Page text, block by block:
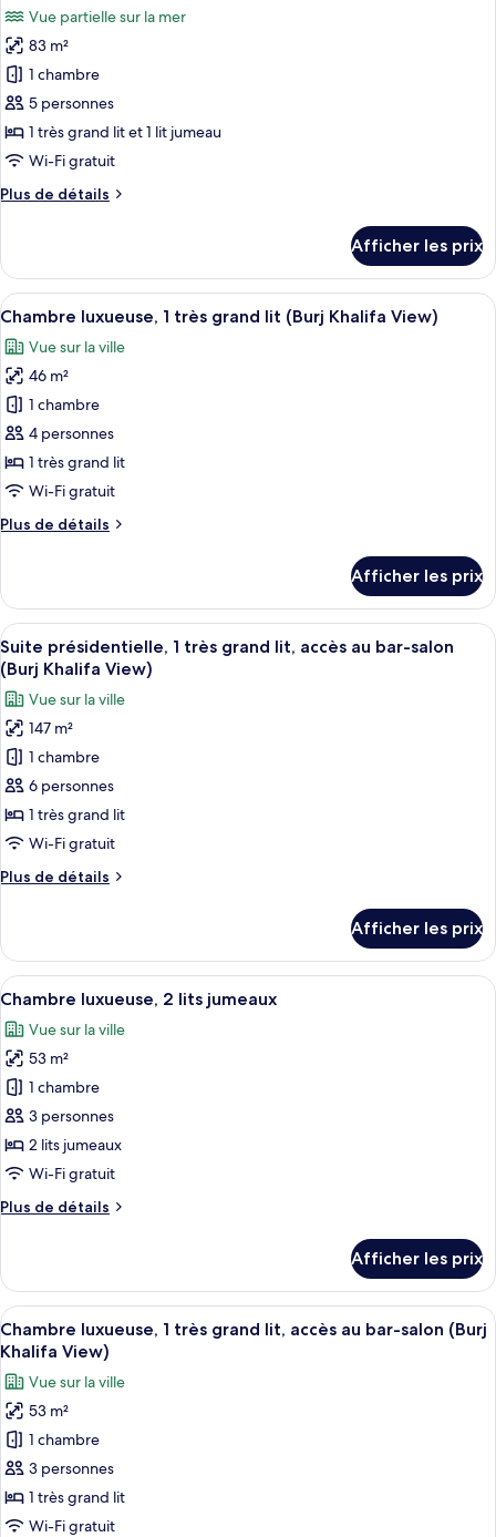
grand
lit
les
photos
pour
ce
type
de
chambre :
Appartement,
(1
Bedroom)
Vue partielle sur la mer
83 m²
1 chambre
5 personnes
1 très grand lit et 1 lit jumeau
Wi-Fi gratuit
Plus de détails
Plus
Appartement,
Plusieurs
lits
Bedroom)
Afficher les prix
Afficher
toutes
les
photos
pour
ce
type
de
chambre :
Chambre
très
grand
lit
(Burj
Khalifa
View)
Une chambre moderne dotée d’une
12
Chambre luxueuse, 1 très grand lit (Burj Khalifa View)
Vue sur la ville
46 m²
1 chambre
4 personnes
1 très grand lit
Wi-Fi gratuit
Plus de détails
Plus
Chambre
luxueuse,
1
très
grand
lit
(Burj
Khalifa
View)
Afficher les prix
Afficher
toutes
les
photos
pour
ce
type
de
chambre :
présidentielle,
grand
lit,
accès
au
bar-
salon
(Burj
Khalifa
View)
Une chambre d’hôtel avec un grand
10
Suite présidentielle, 1 très grand lit, accès au bar-salon
(Burj Khalifa View)
Vue sur la ville
147 m²
1 chambre
6 personnes
1 très grand lit
Wi-Fi gratuit
Plus de détails
Plus
Suite
présidentielle,
1
grand
lit,
accès
au
bar-
salon
(Burj
Khalifa
Afficher les prix
Afficher
toutes
les
photos
pour
ce
type
de
chambre :
Chambre
lits
jumeaux
Une chambre d’hôtel avec deux lits,
8
Chambre luxueuse, 2 lits jumeaux
Vue sur la ville
53 m²
1 chambre
3 personnes
2 lits jumeaux
Wi-Fi gratuit
Plus de détails
Plus
Chambre
luxueuse,
2
lits
Afficher les prix
Afficher
toutes
les
photos
pour
ce
type
de
chambre :
Chambre luxueuse, 1 très grand lit,
12
Chambre luxueuse, 1 très grand lit, accès au bar-salon (Burj
Khalifa View)
Vue sur la ville
53 m²
1 chambre
3 personnes
1 très grand lit
Wi-Fi gratuit